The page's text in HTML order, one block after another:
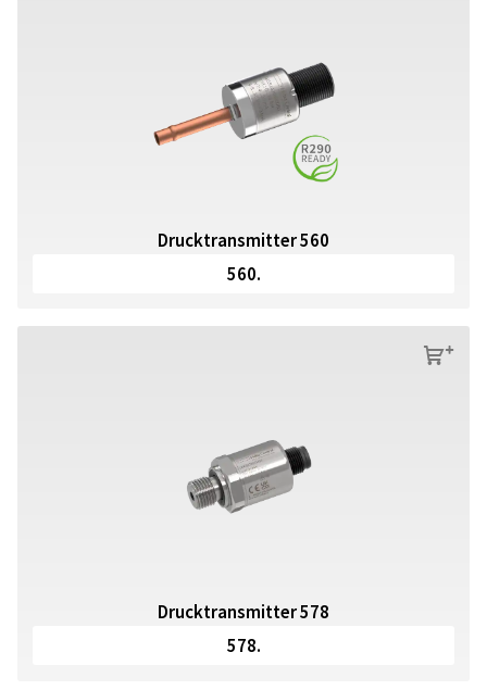
Drucktransmitter 560
560.
s
Drucktransmitter 578
578.